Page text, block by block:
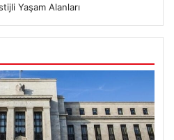
Yaşam Alanları